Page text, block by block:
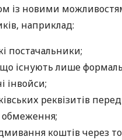
із новими
наприклад:
постачальники;
що існують лише
інвойси;
реквізитів
обмеження;
коштів через